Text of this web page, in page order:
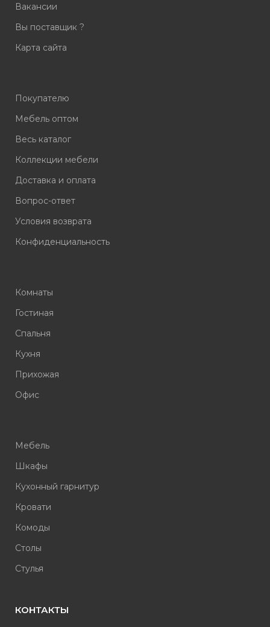
Вакансии
Вы поставщик ?
Карта сайта
Покупателю
Мебель оптом
Весь каталог
Коллекции мебели
Доставка и оплата
Вопрос-ответ
Условия возврата
Конфиденциальность
Комнаты
Гостиная
Спальня
Кухня
Прихожая
Офис
Мебель
Шкафы
Кухонный гарнитур
Кровати
Комоды
Столы
Стулья
КОНТАКТЫ